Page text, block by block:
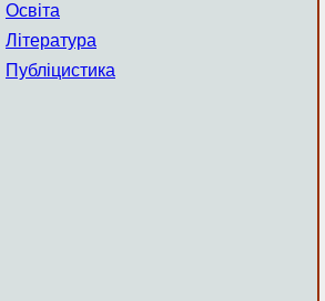
Освіта
Література
Публіцистика